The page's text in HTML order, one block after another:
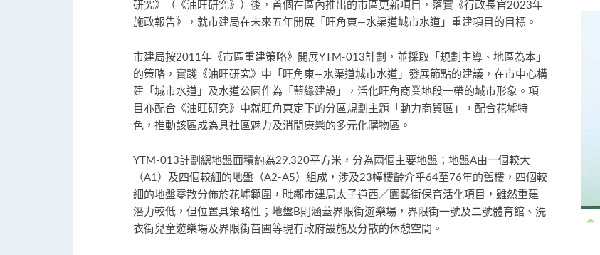
研究》（《油旺研究》）後，首個在區內推出的市區更新項目，落實《行政長官2023年
施政報告》，就市建局在未來五年開展「旺角東—水渠道城市水道」重建項目的目標。
市建局按2011年《市區重建策略》開展YTM-013計劃，並採取「規劃主導、地區為本」
的策略，實踐《油旺研究》中「旺角東—水渠道城市水道」發展節點的建議，在市中心構
建「城市水道」及水道公園作為「藍綠建設」，活化旺角商業地段一帶的城市形象。項
目亦配合《油旺研究》中就旺角東定下的分區規劃主題「動力商貿區」，配合花墟特
色，推動該區成為具社區魅力及消閒康樂的多元化購物區。
YTM-013計劃總地盤面積約為29,320平方米，分為兩個主要地盤；地盤A由一個較大
（A1）及四個較細的地盤（A2-A5）組成，涉及23幢樓齡介乎64至76年的舊樓，四個較
細的地盤零散分佈於花墟範圍，毗鄰市建局太子道西／園藝街保育活化項目，雖然重建
潛力較低，但位置具策略性；地盤B則涵蓋界限街遊樂場，界限街一號及二號體育館、洗
衣街兒童遊樂場及界限街苗圃等現有政府設施及分散的休憩空間。